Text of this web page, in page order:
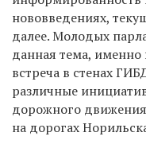
нововведениях,
далее. Молодых
данная тема, именно
встреча в стенах
различные
дорожного
на дорогах